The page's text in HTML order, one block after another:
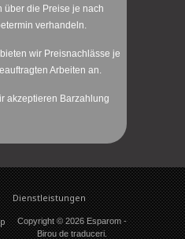
über die Preise je nach
verhandeln.
wir Preisnachlässe je
Arbeiten an.
akzeptieren Barzahlung
Dienstleistungen
Copyright © 2026Esparom-
Birou de traduceri.